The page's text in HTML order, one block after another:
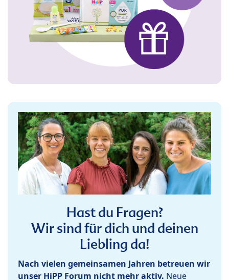
Hast du Fragen?
Wir sind für dich und deinen
Liebling da!
Nach vielen gemeinsamen Jahren betreuen wir
unser HiPP Forum nicht mehr aktiv. Neue